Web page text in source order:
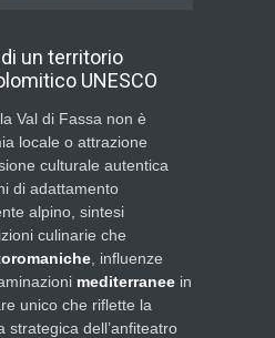
un territorio
UNESCO
Val di Fassa non è
locale o attrazione
culturale autentica
di adattamento
alpino, sintesi
culinarie che
, influenze
mediterranee in
unico che riflette la
strategica dell’anfiteatro